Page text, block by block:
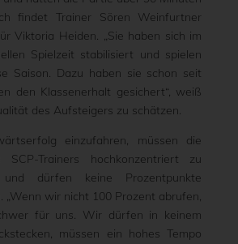
findet Trainer Sören Weinfurtner
Viktoria Heiden. „Sie haben sich im
Spielzeit stabilisiert und spielen
Saison. Dazu haben sie schon seit
den Klassenerhalt gesichert“, weiß
des Aufsteigers zu schätzen.
einzufahren, müssen die
SCP-Trainers hochkonzentriert zu
dürfen keine Prozentpunkte
„Wenn wir nicht 100 Prozent abrufen,
für uns. Wir dürfen in keinem
müssen ein hohes Tempo